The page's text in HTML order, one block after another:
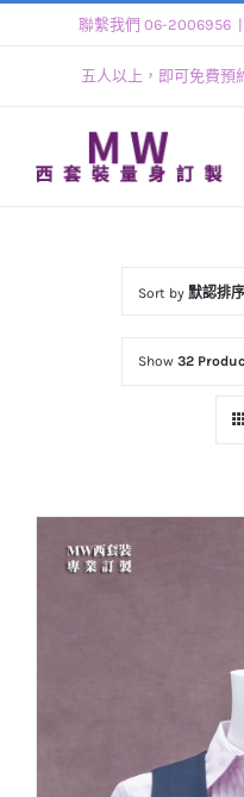
聯繫我們 06-2006956
五人以上，即可免費預
Sort by 默認排序
Show 32